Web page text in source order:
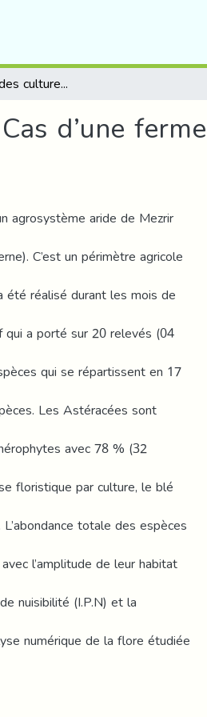
Flore arvensale des cultures en zone aride. Cas d’une ferme agricole à Mezrir (Commune de M’sila)
d’une
agrosystème aride de Mezrir
C’est un périmètre agricole
été réalisé durant les mois de
qui a porté sur 20 relevés (04
qui se répartissent en 17
Les Astéracées sont
avec 78 % (32
floristique par culture, le blé
totale des espèces
l’amplitude de leur habitat
nuisibilité (I.P.N) et la
numérique de la flore étudiée